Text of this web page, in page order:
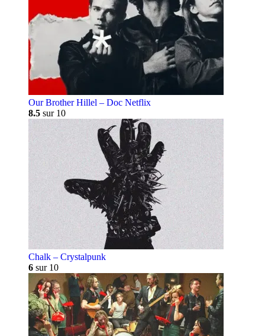
Our Brother Hillel – Doc Netflix
8.5 sur 10
Chalk – Crystalpunk
6 sur 10